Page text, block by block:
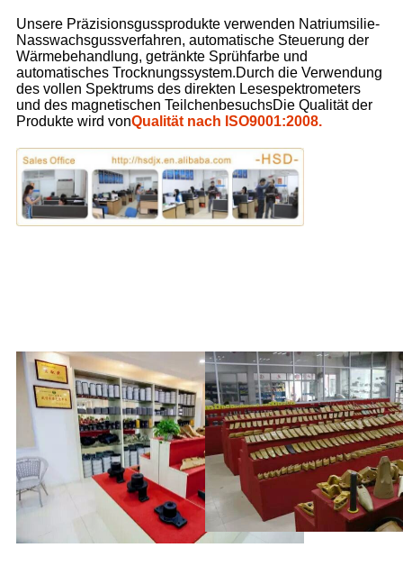
Unsere Präzisionsgussprodukte verwenden Natriumsilie-
Nasswachsgussverfahren, automatische Steuerung der
Wärmebehandlung, getränkte Sprühfarbe und
automatisches Trocknungssystem.Durch die Verwendung
des vollen Spektrums des direkten Lesespektrometers
und des magnetischen TeilchenbesuchsDie Qualität der
Produkte wird vonQualität nach ISO9001:2008.